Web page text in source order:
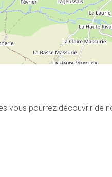
vous pourrez découvrir de